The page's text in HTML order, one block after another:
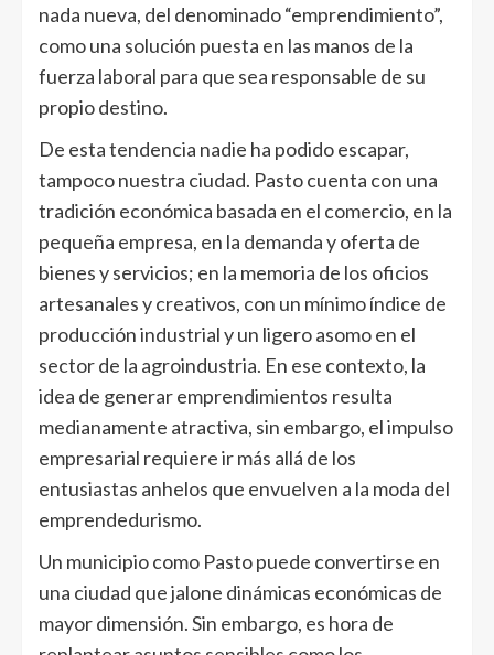
nada nueva, del denominado “emprendimiento”,
como una solución puesta en las manos de la
fuerza laboral para que sea responsable de su
propio destino.
De esta tendencia nadie ha podido escapar,
tampoco nuestra ciudad. Pasto cuenta con una
tradición económica basada en el comercio, en la
pequeña empresa, en la demanda y oferta de
bienes y servicios; en la memoria de los oficios
artesanales y creativos, con un mínimo índice de
producción industrial y un ligero asomo en el
sector de la agroindustria. En ese contexto, la
idea de generar emprendimientos resulta
medianamente atractiva, sin embargo, el impulso
empresarial requiere ir más allá de los
entusiastas anhelos que envuelven a la moda del
emprendedurismo.
Un municipio como Pasto puede convertirse en
una ciudad que jalone dinámicas económicas de
mayor dimensión. Sin embargo, es hora de